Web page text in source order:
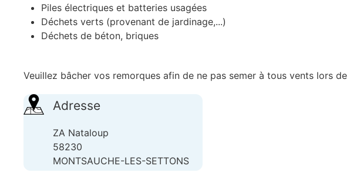
Piles électriques et batteries usagées
Déchets verts (provenant de jardinage,...)
Déchets de béton, briques
Veuillez bâcher vos remorques afin de ne pas semer à tous vents lors
Adresse
ZA Nataloup
58230
MONTSAUCHE-LES-SETTONS